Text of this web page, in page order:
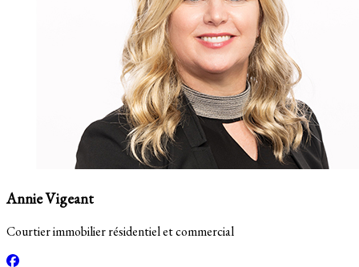
Annie Vigeant
Courtier immobilier résidentiel et commercial